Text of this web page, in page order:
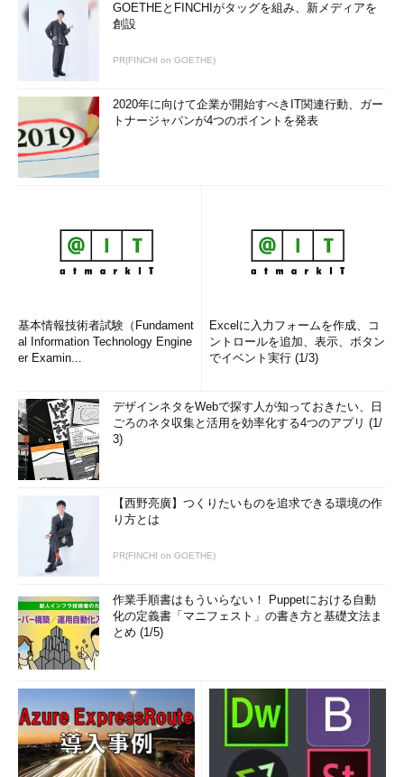
RPMパッケージをインストールする前に、どのようなパッケー
ジに依存しているのか、何が必要なのかを調べるには、「
require）
コマンド実行例
rpm -qRp パッケージファイル名
画面2「git」パッケージが依存するファイルの一覧を表示
した。「perl（～）」はPerlのモジュール
「-R（--require）」オプションで表示できるのは“○○という
ライブラリのバージョン××”といった情報で、具体的にどのパッ
ケージをインストールするかは、別途、名前やパッケージの情報
などを元に調べる必要があります。
依存するファイルがシステムに存在しない場合は、パッケージ
はインストールされません（「--nodeps」オプションを付けて
いない場合）。「rpm -i --test パッケージファイル名」のよう
に、「--test」オプション付きで実行することで、実際にはイン
ストールや更新、アンインストールせずに、警告などが表示され
るかどうかをテストすることができます（
画面3「rpm -ivh」を「--test」オプション付きで実行
GOETHEとFINCHIがタッグを組み、新メディアを
創設
PR(FINCHI on GOETHE)
2020年に向けて企業が開始すべきIT関連行動、ガー
トナージャパンが4つのポイントを発表
基本情報技術者試験（Fundament
al Information Technology Engine
er Examin...
Excelに入力フォームを作成、コ
ントロールを追加、表示、ボタン
でイベント実行 (1/3)
デザインネタをWebで探す人が知っておきたい、日
ごろのネタ収集と活用を効率化する4つのアプリ (1/
3)
【西野亮廣】つくりたいものを追求できる環境の作
り方とは
PR(FINCHI on GOETHE)
作業手順書はもういらない！ Puppetにおける自動
化の定義書「マニフェスト」の書き方と基礎文法ま
とめ (1/5)